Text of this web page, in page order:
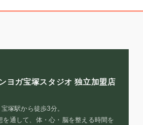
ヨガ宝塚スタジオ独立加盟店
宝塚駅から徒歩3分。
を通して、体・心・脳を整える時間を